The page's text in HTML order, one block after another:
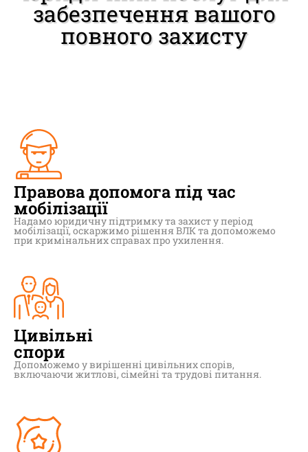
забезпечення вашого
повного захисту
Правова допомога під час
мобілізації
Надамо юридичну підтримку та захист у період
мобілізації, оскаржимо рішення ВЛК та допоможемо
при кримінальних справах про ухилення.
Цивільні
спори
Допоможемо у вирішенні цивільних спорів,
включаючи житлові, сімейні та трудові питання.